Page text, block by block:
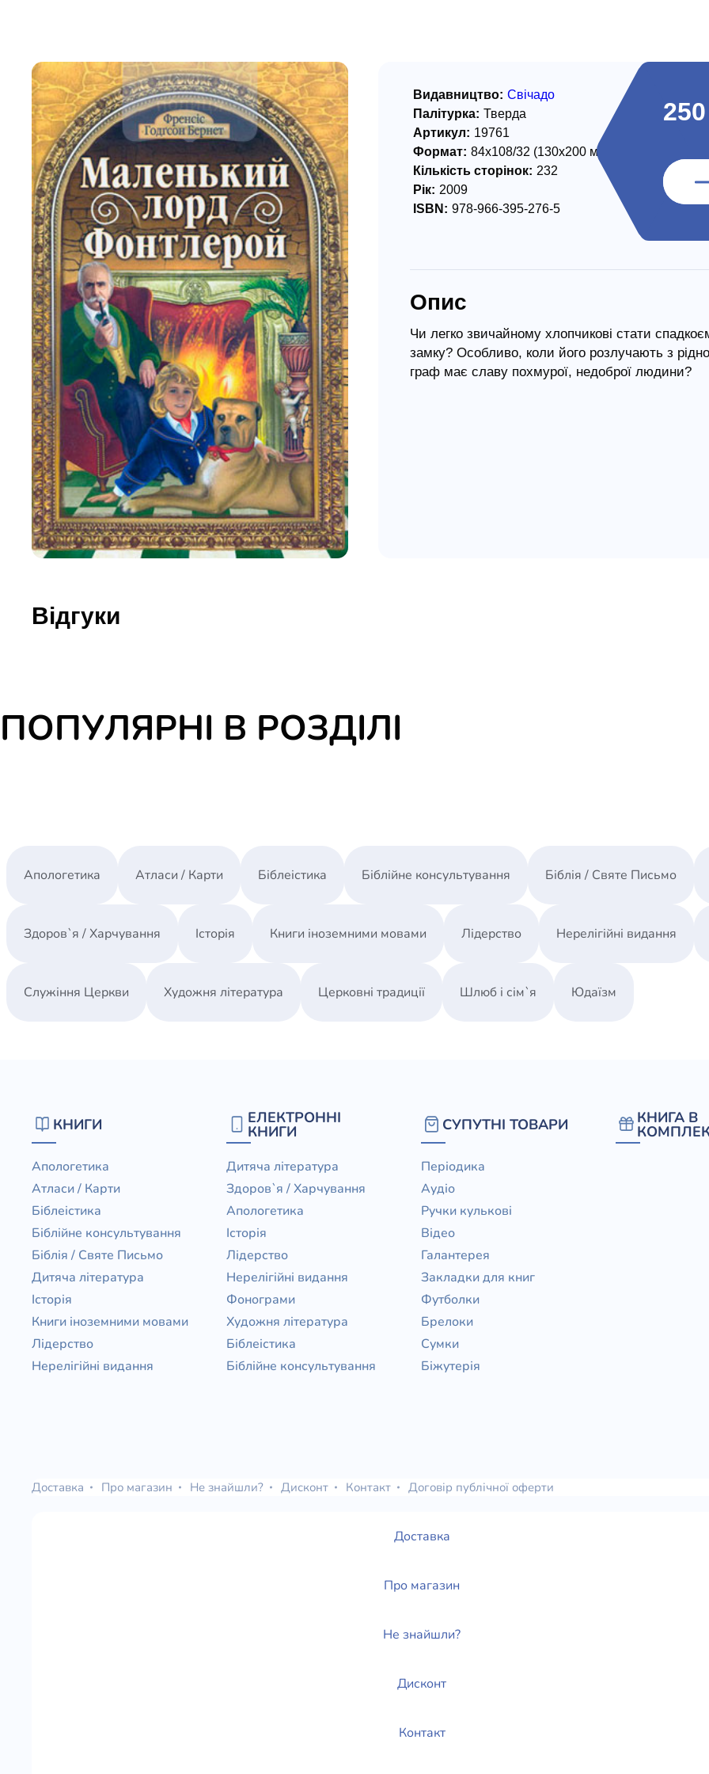
Новинки
Свіжі надходження, актуальна
література та нові автори на нашій
полиці.
Історія
Книги іноземними мовами
Лідерство
Нерелігійні видання
Церковні традиції
Служіння Церкви
Публіцистика
Богослів`я
Шлюб і сім`я
Здоров`я / Харчування
Юдаїзм
Огляд релігій
Художня література
Видавництво: Свічадо
Палітурка: Тверда
Артикул: 19761
Формат: 84х108/32 (130х200 мм)
Кількість сторінок: 232
Рік: 2009
ISBN: 978-966-395-276-5
Опис
Чи легко звичайному хлопчикові стати
замку? Особливо, коли його розлучають з
граф має славу похмурої, недоброї людини?
Відгуки
ПОПУЛЯРНІ В РОЗДІЛІ
Апологетика Атласи / Карти Біблеістика Біблійне консультування Біблія / Святе Письмо
Здоров`я / Харчування Історія Книги іноземними мовами Лідерство Нерелігійні видання
Служіння Церкви Художня література Церковні традиції Шлюб і сім`я Юдаїзм
КНИГИ
Апологетика
Атласи / Карти
Біблеістика
Біблійне консультування
Біблія / Святе Письмо
Дитяча література
Історія
Книги іноземними мовами
Лідерство
Нерелігійні видання
ЕЛЕКТРОННІ
КНИГИ
Дитяча література
Здоров`я / Харчування
Апологетика
Історія
Лідерство
Нерелігійні видання
Фонограми
Художня література
Біблеістика
Біблійне консультування
СУПУТНІ ТОВАРИ
Періодика
Аудіо
Ручки кулькові
Відео
Галантерея
Закладки для книг
Футболки
Брелоки
Сумки
Біжутерія
КНИГА В
Доставка Про магазин Не знайшли? Дисконт Контакт Договір публічної оферти
Доставка
Про магазин
Не знайшли?
Дисконт
Контакт